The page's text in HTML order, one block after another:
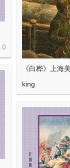
0
《白桦》上海
king